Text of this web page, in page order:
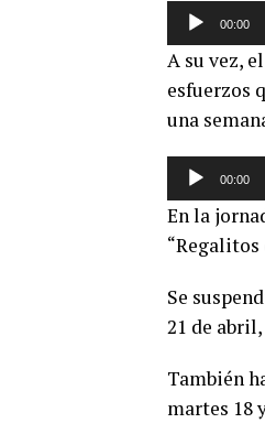
Reproductor
audio
00:00
A su vez, el
esfuerzos
una
Reproductor
audio
00:00
En la
“Regalitos
Se
21 de
También
martes 18